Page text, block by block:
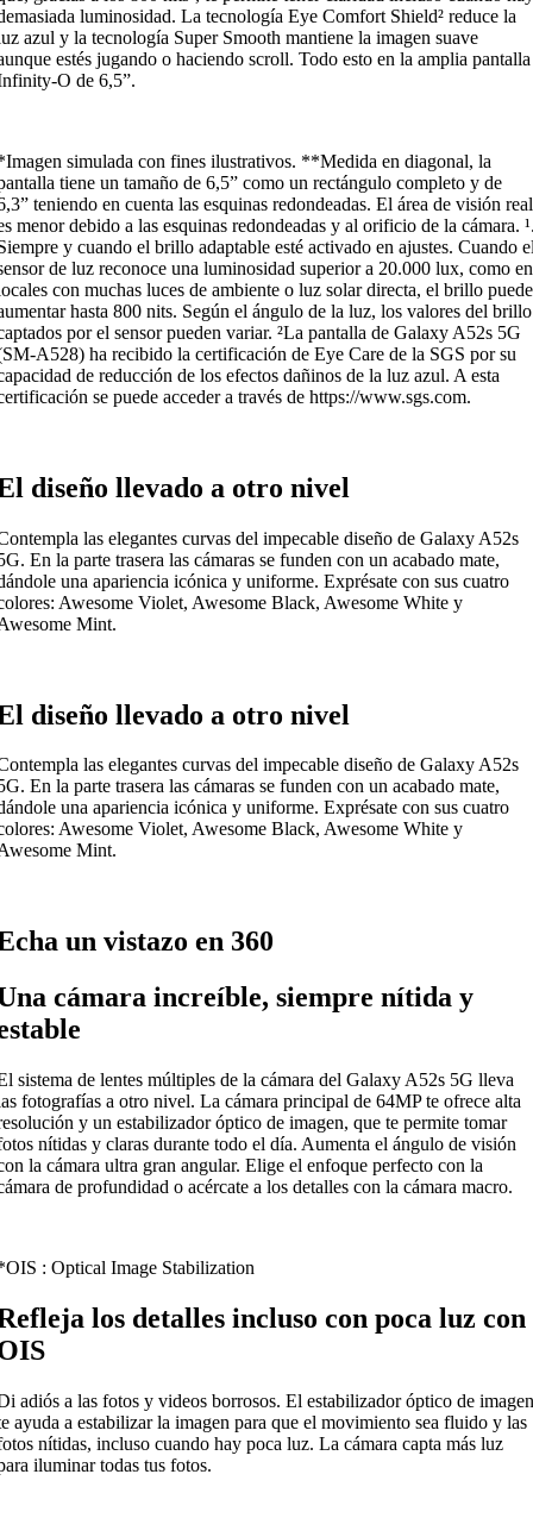
luminosidad. La tecnología Eye Comfort Shield² reduce la
azul y la tecnología Super Smooth mantiene la imagen suave
estés jugando o haciendo scroll. Todo esto en la amplia pantalla
O de 6,5”.
simulada con fines ilustrativos. **Medida en diagonal, la
tiene un tamaño de 6,5” como un rectángulo completo y de
teniendo en cuenta las esquinas redondeadas. El área de visión real
menor debido a las esquinas redondeadas y al orificio de la cámara.
y cuando el brillo adaptable esté activado en ajustes. Cuando
de luz reconoce una luminosidad superior a 20.000 lux, como en
con muchas luces de ambiente o luz solar directa, el brillo puede
hasta 800 nits. Según el ángulo de la luz, los valores del brillo
por el sensor pueden variar. ²La pantalla de Galaxy A52s 5G
A528) ha recibido la certificación de Eye Care de la SGS por su
de reducción de los efectos dañinos de la luz azul. A esta
se puede acceder a través de https://www.sgs.com.
diseño llevado a otro nivel
las elegantes curvas del impecable diseño de Galaxy A52s
En la parte trasera las cámaras se funden con un acabado mate,
una apariencia icónica y uniforme. Exprésate con sus cuatro
Awesome Violet, Awesome Black, Awesome White y
Mint.
diseño llevado a otro nivel
las elegantes curvas del impecable diseño de Galaxy A52s
En la parte trasera las cámaras se funden con un acabado mate,
una apariencia icónica y uniforme. Exprésate con sus cuatro
Awesome Violet, Awesome Black, Awesome White y
Mint.
un vistazo en 360
cámara increíble, siempre nítida y
sistema de lentes múltiples de la cámara del Galaxy A52s 5G lleva
fotografías a otro nivel. La cámara principal de 64MP te ofrece alta
y un estabilizador óptico de imagen, que te permite tomar
nítidas y claras durante todo el día. Aumenta el ángulo de visión
la cámara ultra gran angular. Elige el enfoque perfecto con la
de profundidad o acércate a los detalles con la cámara macro.
: Optical Image Stabilization
los detalles incluso con poca luz con
adiós a las fotos y videos borrosos. El estabilizador óptico de
ayuda a estabilizar la imagen para que el movimiento sea fluido y las
nítidas, incluso cuando hay poca luz. La cámara capta más luz
iluminar todas tus fotos.